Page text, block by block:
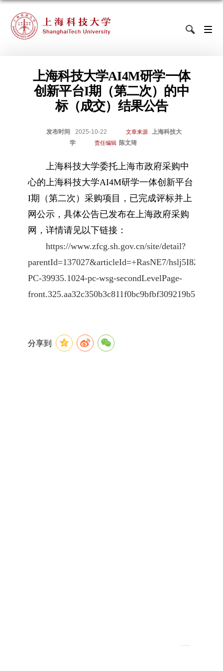
上海科技大学AI4M研学一体
创新平台I期（第二次）的中
标（成交）结果公告
发布时间 2025-10-22 文章来源
上海科技大
学
责任编辑 陈文琦
上海科技大学委托上海市政府采购中
心的上海科技大学AI4M研学一体创新平台
I期（第二次）采购项 目，已完成评标并上
网公示，具体公告已发布在上海政府采购
网，详情请见以下链接：
https://www.zfcg.sh.gov.cn/site/detail?
parentId=137027&articleId=+RasNE7/
PC-39935.1024-pc-wsg-secondLevelPage-
front.325.aa32c350b3c811f0bc9bfbf309219b54
分享到